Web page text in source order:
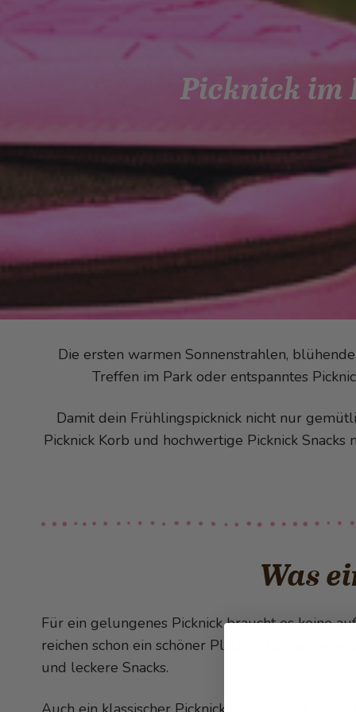
Picknick im
Die ersten warmen Sonnenstrahlen,
Treffen im Park oder entspanntes
Damit dein Frühlingspicknick nicht nur
Picknick Korb und hochwertige Picknick
Was
Für ein gelungenes Picknick braucht es keine
reichen schon ein schöner Platz im Grünen, eine
und leckere Snacks.